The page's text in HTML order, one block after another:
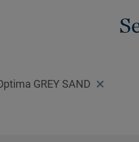
GREY SAND